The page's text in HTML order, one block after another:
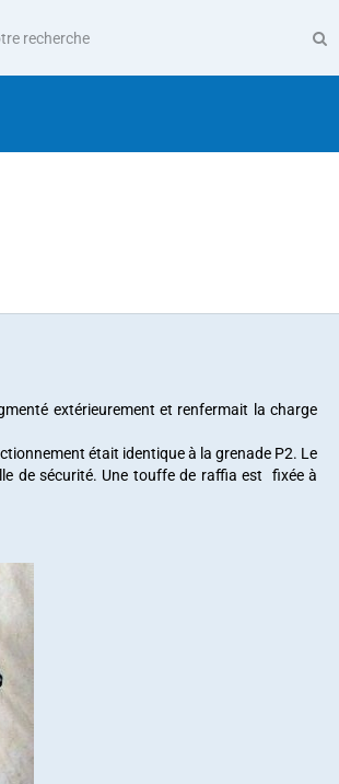
extérieurement et renfermait la charge
était identique à la grenade P2. Le
de sécurité. Une touffe de raffia est fixée à